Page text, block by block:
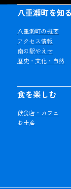
八重瀬町を知る
八重瀬町の概要
アクセス情報
南の駅やえせ
歴史・文化・自然
食を楽しむ
飲食店・カフェ
お土産